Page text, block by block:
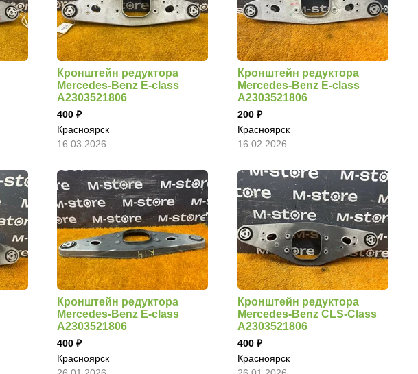
Кронштейн редуктора
Mercedes-Benz E-class
A2303521806
400
Красноярск
16.03.2026
Кронштейн редуктора
Mercedes-Benz E-class
A2303521806
200
Красноярск
16.02.2026
Кронштейн редуктора
Mercedes-Benz E-class
A2303521806
400
Красноярск
Кронштейн редуктора
Mercedes-Benz CLS-Class
A2303521806
400
Красноярск